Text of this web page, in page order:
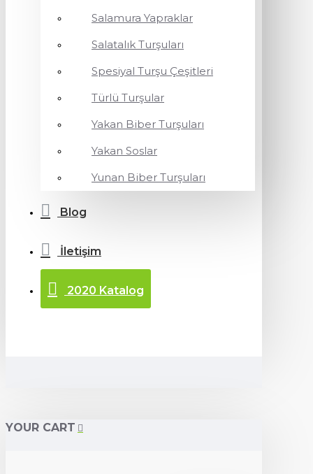
Salamura Yapraklar
Salatalık Turşuları
Spesiyal Turşu Çeşitleri
Türlü Turşular
Yakan Biber Turşuları
Yakan Soslar
Yunan Biber Turşuları
Blog
İletişim
2020 Katalog
YOUR CART